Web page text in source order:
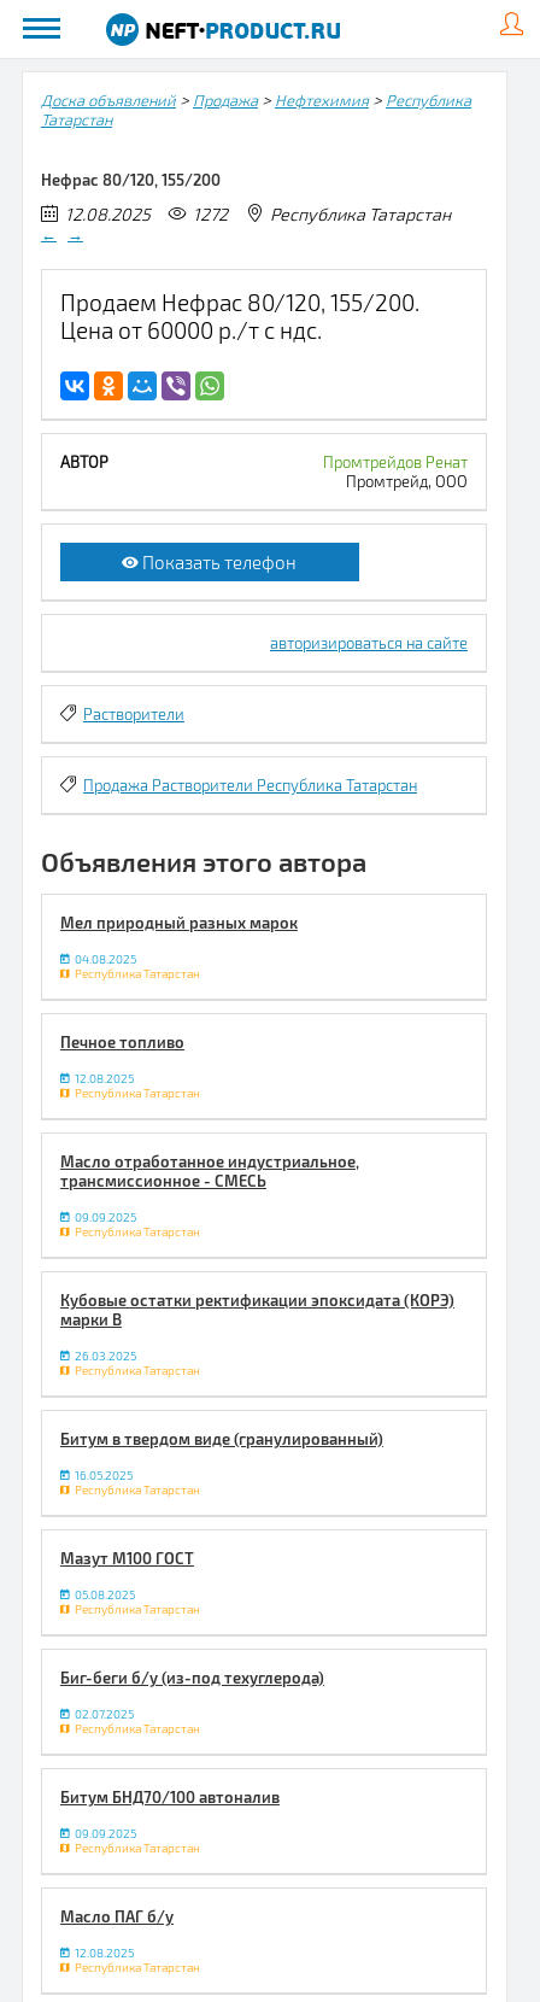
Доска объявлений> Продажа> Нефтехимия> Республика
Татарстан
Нефрас 80/120, 155/200
12.08.2025 1272 Республика Татарстан
← →
Продаем Нефрас 80/120, 155/200.
Цена от 60000 р./т с ндс.
Промтрейдов Ренат
Промтрейд, ООО
Показать телефон
авторизироваться на сайте
Растворители
Продажа Растворители Республика Татарстан
Объявления этого автора
Мел природный разных марок
04.08.2025
Республика Татарстан
Печное топливо
12.08.2025
Республика Татарстан
Масло отработанное индустриальное,
трансмиссионное - СМЕСЬ
09.09.2025
Республика Татарстан
Кубовые остатки ректификации эпоксидата (КОРЭ)
марки В
26.03.2025
Республика Татарстан
Битум в твердом виде (гранулированный)
16.05.2025
Республика Татарстан
Мазут М100 ГОСТ
05.08.2025
Республика Татарстан
Биг-беги б/у (из-под техуглерода)
02.07.2025
Республика Татарстан
Битум БНД70/100 автоналив
09.09.2025
Республика Татарстан
Масло ПАГ б/у
12.08.2025
Республика Татарстан